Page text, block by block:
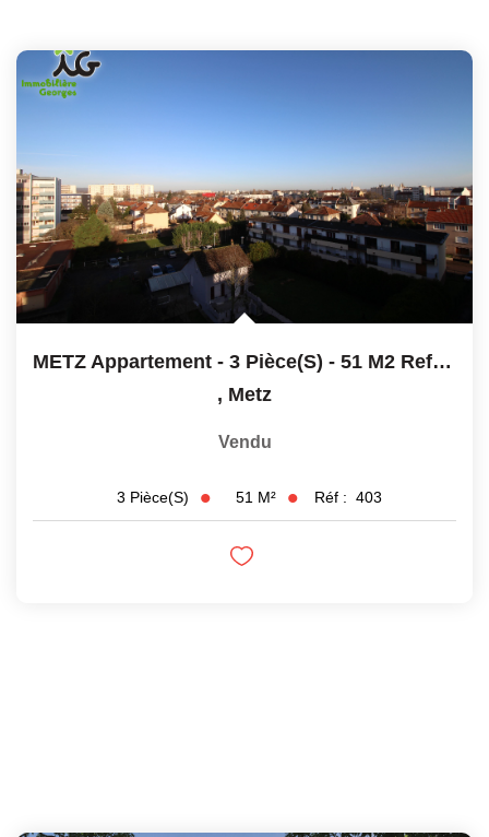
METZ Appartement - 3 Pièce(s) - 51 M2 Refait À Neuf
, Metz
Vendu
3 Pièce(s) 51 M² Réf : 403